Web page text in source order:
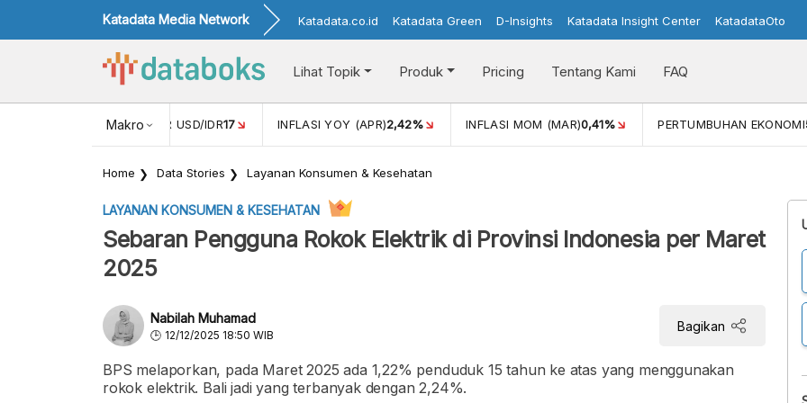
Katadata Media Network Katadata.co.id Katadata Green D-Insights Katadata Insight Center KatadataOto
Lihat Topik Produk Pricing Tentang Kami FAQ
Makro
NILAI TUKAR USD/IDR17 INFLASI YOY (APR)2,42% INFLASI MOM (MAR)0,41% PERTUMBUHAN EKONOMI
Home Data Stories Layanan Konsumen & Kesehatan
LAYANAN KONSUMEN & KESEHATAN
Sebaran Pengguna Rokok Elektrik di Provinsi Indonesia per Maret
2025
Nabilah Muhamad
12/12/2025 18:50 WIB
Bagikan
BPS melaporkan, pada Maret 2025 ada 1,22% penduduk 15 tahun ke atas yang menggunakan
rokok elektrik. Bali jadi yang terbanyak dengan 2,24%.